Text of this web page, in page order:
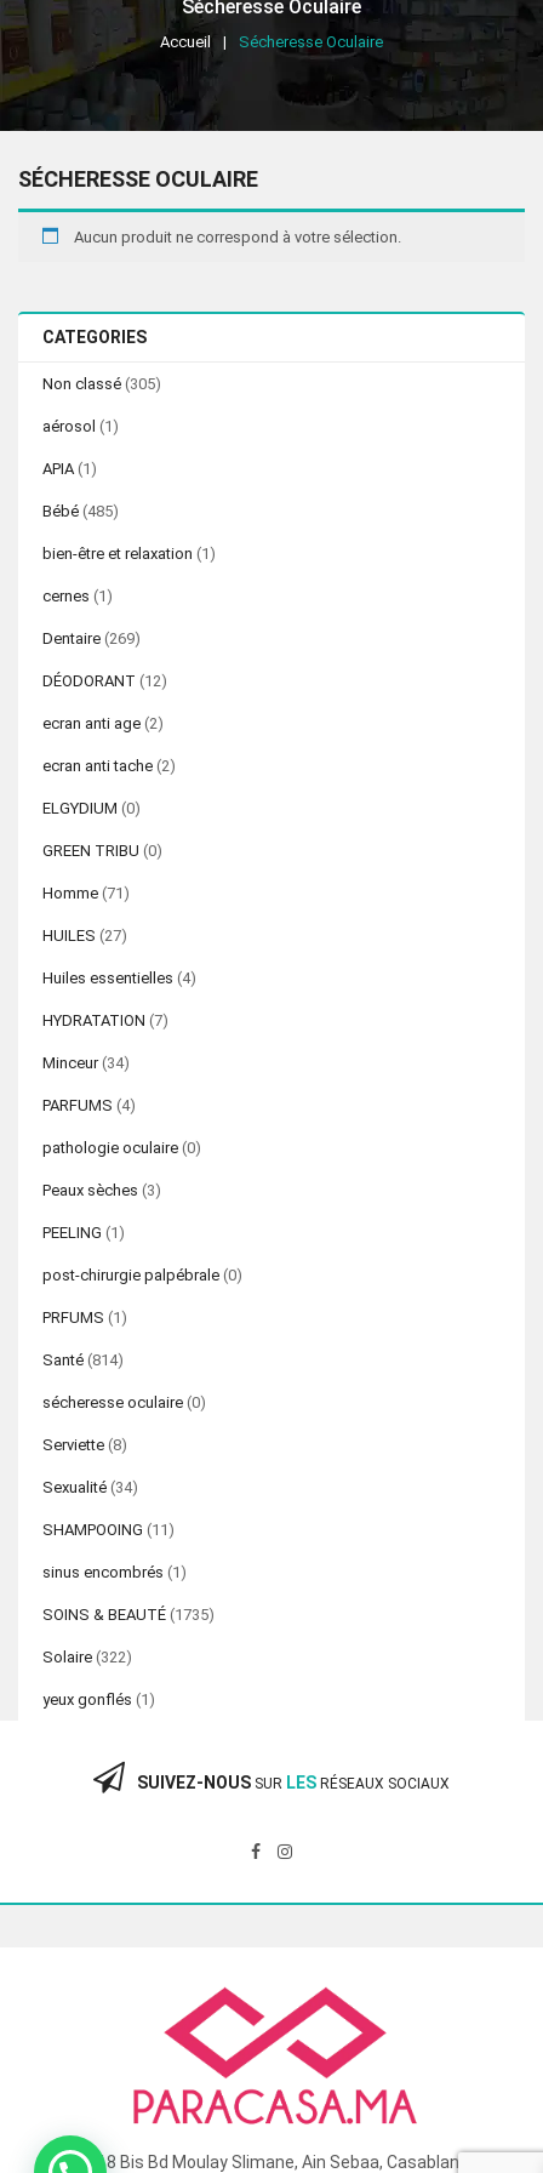
Sécheresse Oculaire
Accueil Sécheresse Oculaire
CATEGORIES
Non classé (305)
aérosol (1)
APIA (1)
Bébé (485)
bien-être et relaxation (1)
cernes (1)
Dentaire (269)
DÉODORANT (12)
ecran anti age (2)
ecran anti tache (2)
ELGYDIUM (0)
GREEN TRIBU (0)
Homme (71)
HUILES (27)
Huiles essentielles (4)
HYDRATATION (7)
Minceur (34)
PARFUMS (4)
pathologie oculaire (0)
Peaux sèches (3)
PEELING (1)
post-chirurgie palpébrale (0)
PRFUMS (1)
Santé (814)
sécheresse oculaire (0)
Serviette (8)
Sexualité (34)
SHAMPOOING (11)
sinus encombrés (1)
SOINS & BEAUTÉ (1735)
Solaire (322)
yeux gonflés (1)
SÉCHERESSE OCULAIRE
Aucun produit ne correspond à votre sélection.
SUIVEZ-NOUS SUR LES RÉSEAUX SOCIAUX
118 Bis Bd Moulay Slimane, Ain Sebaa, Casablanca